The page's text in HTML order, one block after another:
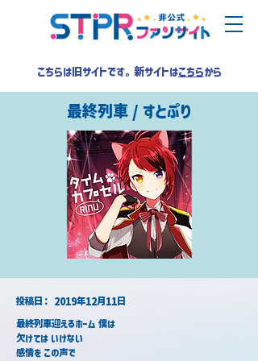
こちらは旧サイトです。新サイトはこちらから
最終列車 / すとぷり
​投稿日： 2019年12月11日
最終列車迎えるホーム 僕は
欠けては いけない
感情を この声で